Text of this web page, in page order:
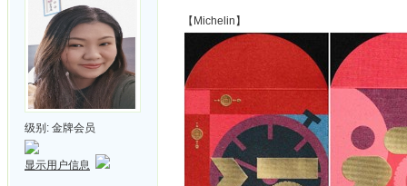
级别: 金牌会员
显示用户信息
【Michelin】